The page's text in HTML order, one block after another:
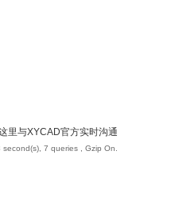
7 queries , Gzip On.